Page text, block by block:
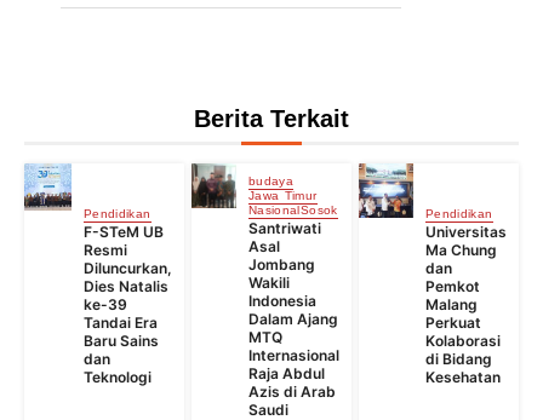
Berita Terkait
Pendidikan
F-STeM UB
Resmi
Diluncurkan,
Dies Natalis
ke-39
Tandai Era
Baru Sains
dan
Teknologi
budaya
Jawa Timur
NasionalSosok
Santriwati
Asal
Jombang
Wakili
Indonesia
Dalam Ajang
MTQ
Internasional
Raja Abdul
Azis di Arab
Saudi
Pendidikan
Universitas
Ma Chung
dan
Pemkot
Malang
Perkuat
Kolaborasi
di Bidang
Kesehatan